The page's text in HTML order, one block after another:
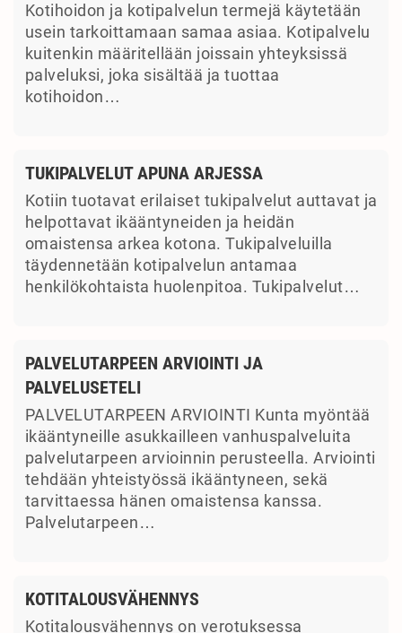
Kotihoidon ja kotipalvelun termejä käytetään
usein tarkoittamaan samaa asiaa. Kotipalvelu
kuitenkin määritellään joissain yhteyksissä
palveluksi, joka sisältää ja tuottaa
kotihoidon…
TUKIPALVELUT APUNA ARJESSA
Kotiin tuotavat erilaiset tukipalvelut auttavat ja
helpottavat ikääntyneiden ja heidän
omaistensa arkea kotona. Tukipalveluilla
täydennetään kotipalvelun antamaa
henkilökohtaista huolenpitoa. Tukipalvelut…
PALVELUTARPEEN ARVIOINTI JA
PALVELUSETELI
PALVELUTARPEEN ARVIOINTI Kunta myöntää
ikääntyneille asukkailleen vanhuspalveluita
palvelutarpeen arvioinnin perusteella. Arviointi
tehdään yhteistyössä ikääntyneen, sekä
tarvittaessa hänen omaistensa kanssa.
Palvelutarpeen…
KOTITALOUSVÄHENNYS
Kotitalousvähennys on verotuksessa